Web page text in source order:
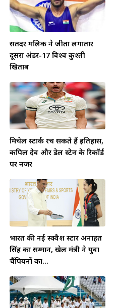
सतिंदर मलिक ने जीता लगातार
दूसरा अंडर-17 विश्व कुश्ती
खिताब
मिचेल स्टार्क रच सकते हैं इतिहास,
कपिल देव और डेल स्टेन के रिकॉर्ड
पर नजर
भारत की नई स्क्वैश स्टार अनाहत
सिंह का सम्मान, खेल मंत्री ने युवा
चैंपियनों का...